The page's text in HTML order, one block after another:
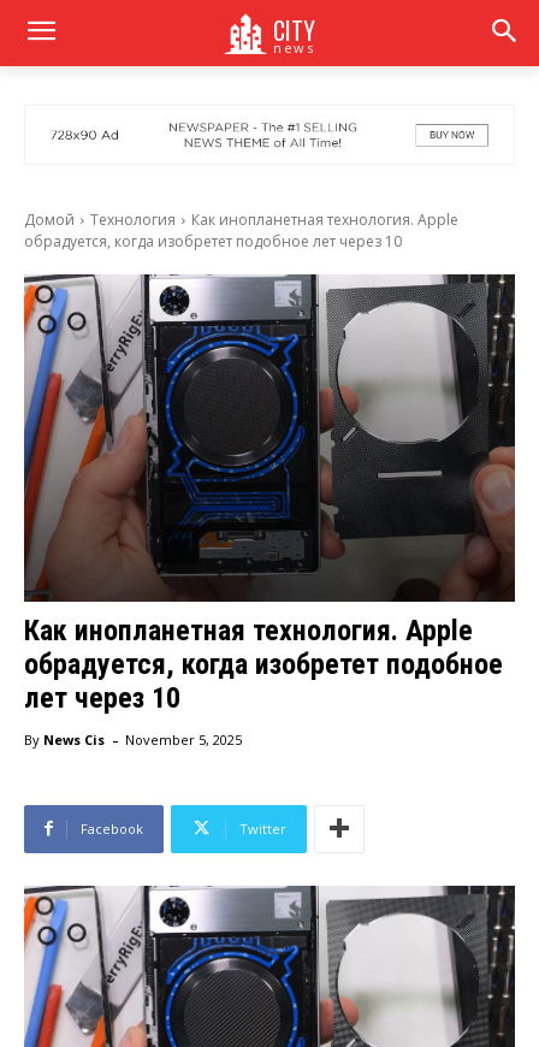
CITY
news
Домой Технология
Как инопланетная технология. Apple
обрадуется, когда изобретет подобное лет через 10
Как инопланетная технология. Apple
обрадуется, когда изобретет подобное
лет через 10
By News Cis - November 5, 2025
Facebook Twitter